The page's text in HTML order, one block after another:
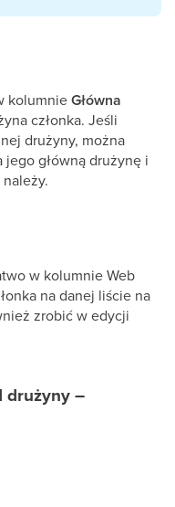
kolumnieGłówna
członka. Jeśli
drużyny, można
główną drużynę i
w kolumnie Web
na danej liście na
zrobić w edycji
drużyny –